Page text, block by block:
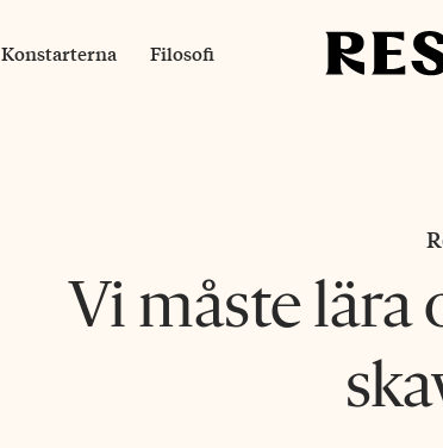
Konstarterna Filosofi
Vi måste lära